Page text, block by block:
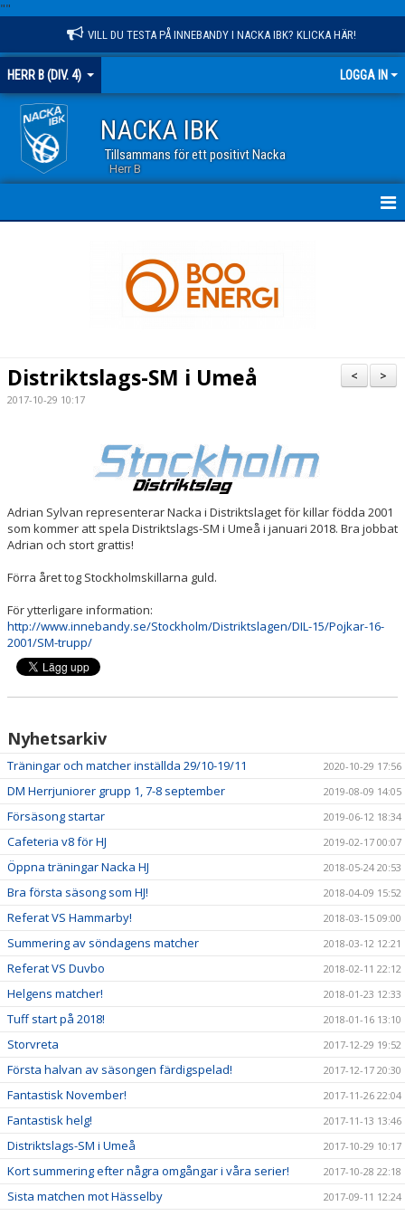
""
VILL DU TESTA PÅ INNEBANDY I NACKA IBK? KLICKA HÄR!
HERR B (DIV. 4) LOGGA IN
NACKA IBK
Tillsammans för ett positivt Nacka
Herr B
MATCHER
DOKUMENT
KONTAKT
>
<
Distriktslags-SM i Umeå
2017-10-29 10:17
Adrian Sylvan representerar Nacka i Distriktslaget för killar födda 2001
som kommer att spela Distriktslags-SM i Umeå i januari 2018. Bra jobbat
Adrian och stort grattis!
Förra året tog Stockholmskillarna guld.
För ytterligare information:
http://www.innebandy.se/Stockholm/Distriktslagen/DIL-15/Pojkar-16-
2001/SM-trupp/
Nyhetsarkiv
Träningar och matcher inställda 29/10-19/11 2020-10-29 17:56
DM Herrjuniorer grupp 1, 7-8 september 2019-08-09 14:05
Försäsong startar 2019-06-12 18:34
Cafeteria v8 för HJ 2019-02-17 00:07
Öppna träningar Nacka HJ 2018-05-24 20:53
Bra första säsong som HJ! 2018-04-09 15:52
Referat VS Hammarby! 2018-03-15 09:00
Summering av söndagens matcher 2018-03-12 12:21
Referat VS Duvbo 2018-02-11 22:12
Helgens matcher! 2018-01-23 12:33
Tuff start på 2018! 2018-01-16 13:10
Storvreta 2017-12-29 19:52
Första halvan av säsongen färdigspelad! 2017-12-17 20:30
Fantastisk November! 2017-11-26 22:04
Fantastisk helg! 2017-11-13 13:46
Distriktslags-SM i Umeå 2017-10-29 10:17
Kort summering efter några omgångar i våra serier! 2017-10-28 22:18
Sista matchen mot Hässelby 2017-09-11 12:24